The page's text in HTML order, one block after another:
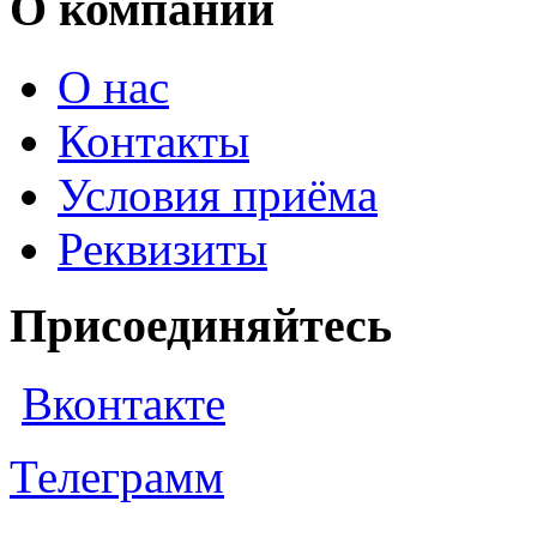
О нас
Контакты
Условия приёма
Реквизиты
Присоединяйтесь
Вконтакте
Телеграмм